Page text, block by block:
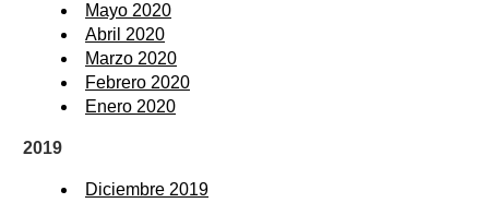
Mayo 2020
Abril 2020
Marzo 2020
Febrero 2020
Enero 2020
2019
Diciembre 2019